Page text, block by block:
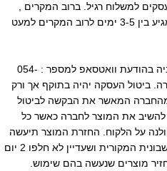
מכירות, תוך 5-7 ימי עסקים למשלוח רגיל. ברוב המקרים ,
ללא כל התחייבות מצידנו, המשלוח מגיע בין 3-5 ימים לרוב המקרים למעט
• ניתן לבטל את העסקה באמצעות פניה בהודעת וואטסאפ למספר : 054-
החברה. ביטול העסקה יהיה בתוקף אך ורק
המאשר את הבקשה לביטול
את המוצר לחברה כאשר כל
על הלקוח. החזרת המוצר תיעשה
כשהוא באריזתו המקורית בצירוף החשבונית המקורית ושעדיין לא חלפו 2 יום
מוצרים שנעשה בהם שימוש.